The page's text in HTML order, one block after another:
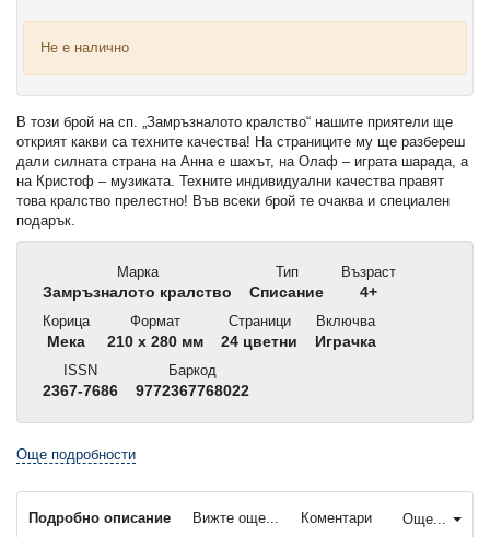
Не е налично
В този брой на сп. „Замръзналото кралство“ нашите приятели ще
открият какви са техните качества! На страниците му ще разбереш
дали силната страна на Анна е шахът, на Олаф – играта шарада, а
на Кристоф – музиката. Техните индивидуални качества правят
това кралство прелестно! Във всеки брой те очаква и специален
подарък.
Марка
Замръзналото кралство
Тип
Списание
Възраст
4+
Корица
Мека
Формат
210 x 280 мм
Страници
24 цветни
Включва
Играчка
ISSN
2367-7686
Баркод
9772367768022
Още подробности
Още...
Подробно описание Вижте още... Коментари